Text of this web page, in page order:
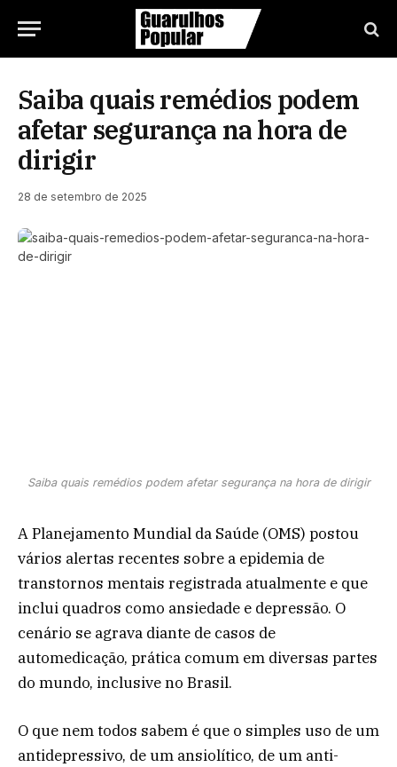
Saiba quais remédios podem
afetar segurança na hora de
dirigir
28 de setembro de 2025
Saiba quais remédios podem afetar segurança na hora de dirigir
A Planejamento Mundial da Saúde (OMS) postou
vários alertas recentes sobre a epidemia de
transtornos mentais registrada atualmente e que
inclui quadros como ansiedade e depressão. O
cenário se agrava diante de casos de
automedicação, prática comum em diversas partes
do mundo, inclusive no Brasil.
O que nem todos sabem é que o simples uso de um
antidepressivo, de um ansiolítico, de um anti-